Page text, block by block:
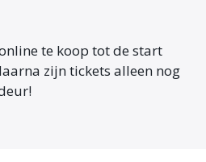
te koop tot de start
zijn tickets alleen nog